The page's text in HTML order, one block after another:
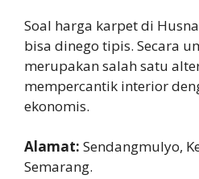
Soal harga karpet di
bisa dinego tipis. Secara
merupakan salah satu
mempercantik interior
ekonomis.
Alamat: Sendangmulyo,
Semarang.